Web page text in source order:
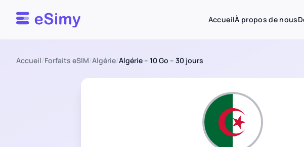
Esimy AccueilÀ propos de nous
Accueil/Forfaits eSIM/Algérie/Algérie – 10 Go – 30 jours